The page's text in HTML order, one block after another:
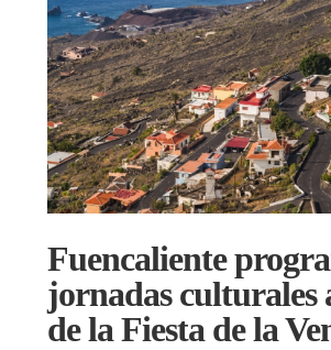
Fuencaliente
jornadas culturales
de la Fiesta de la